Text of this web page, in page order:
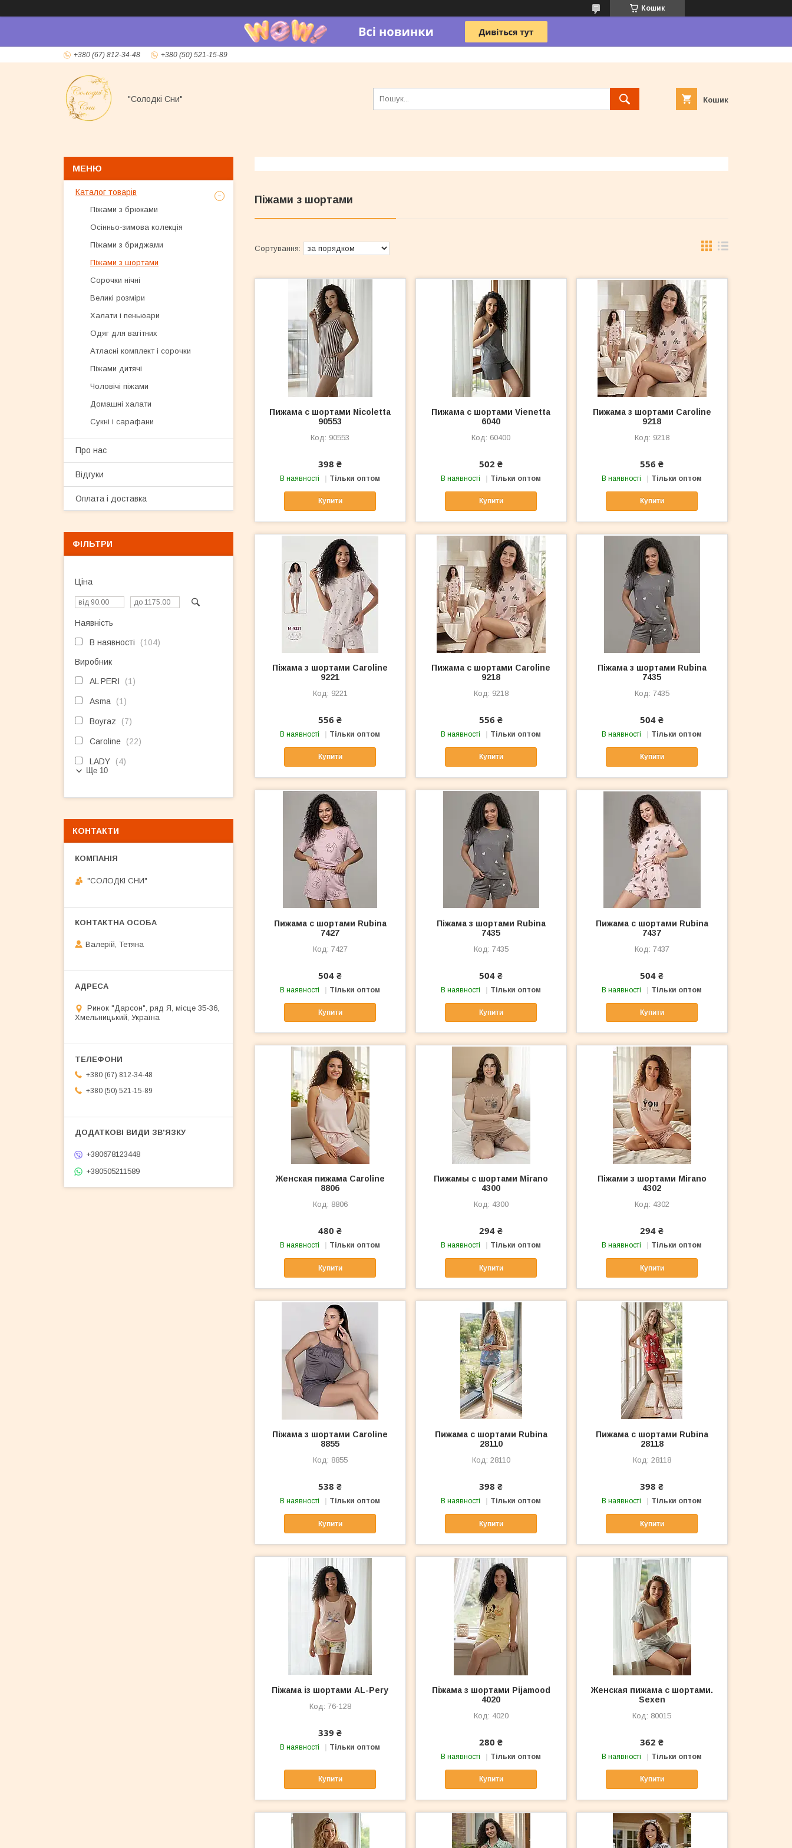
Кошик
+380 (67) 812-34-48 +380 (50) 521-15-89
"Солодкі Сни" Кошик
Піжами з шортами
Пижама с шортами Nicoletta
90553
90553
398 ₴
В наявності Тільки оптом
Купити
Пижама с шортами Vienetta
6040
60400
502 ₴
В наявності Тільки оптом
Купити
Пижама з шортами Caroline
9218
9218
556 ₴
В наявності Тільки оптом
Купити
Піжама з шортами Caroline
9221
9221
556 ₴
В наявності Тільки оптом
Купити
Пижама с шортами Caroline
9218
9218
556 ₴
В наявності Тільки оптом
Купити
Піжама з шортами Rubina
7435
7435
504 ₴
В наявності Тільки оптом
Купити
Пижама с шортами Rubina
7427
7427
504 ₴
В наявності Тільки оптом
Купити
Піжама з шортами Rubina
7435
7435
504 ₴
В наявності Тільки оптом
Купити
Пижама с шортами Rubina
7437
7437
504 ₴
В наявності Тільки оптом
Купити
Женская пижама Caroline
8806
8806
480 ₴
В наявності Тільки оптом
Купити
Пижамы с шортами Mirano
4300
4300
294 ₴
В наявності Тільки оптом
Купити
Піжами з шортами Mirano
4302
4302
294 ₴
В наявності Тільки оптом
Купити
Піжама з шортами Caroline
8855
8855
538 ₴
В наявності Тільки оптом
Купити
Пижама с шортами Rubina
28110
28110
398 ₴
В наявності Тільки оптом
Купити
Пижама с шортами Rubina
28118
28118
398 ₴
В наявності Тільки оптом
Купити
Піжама із шортами AL-Pery
76-128
339 ₴
В наявності Тільки оптом
Купити
Піжама з шортами Pijamood
4020
4020
280 ₴
В наявності Тільки оптом
Купити
Женская пижама с шортами.
Sexen
80015
362 ₴
В наявності Тільки оптом
Купити
Каталог товарів
Піжами з брюками
Осінньо-зимова колекція
Піжами з бриджами
Піжами з шортами
Сорочки нічні
Великі розміри
Халати і пеньюари
Одяг для вагітних
Атласні комплект і сорочки
Піжами дитячі
Чоловічі піжами
Домашні халати
Сукні і сарафани
Про нас
Відгуки
Оплата і доставка
ФІЛЬТРИ
Ціна
Наявність
В наявності 104
Виробник
AL PERI 1
Asma 1
Boyraz 7
Caroline 22
LADY 4
Ще 10
КОНТАКТИ
"СОЛОДКІ СНИ"
Валерій, Тетяна
Ринок "Дарсон", ряд Я, місце 35-36,
Хмельницький, Україна
+380 (67) 812-34-48
+380 (50) 521-15-89
+380678123448
+380505211589